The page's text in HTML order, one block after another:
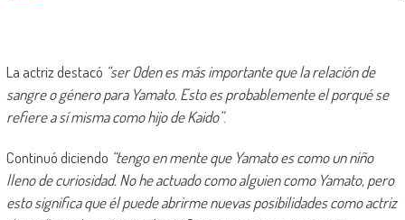
La actriz destacó “ser Oden es más importante que la relación de
sangre o género para Yamato. Esto es probablemente el porqué se
refiere a sí misma como hijo de Kaido”.
Continuó diciendo “tengo en mente que Yamato es como un niño
lleno de curiosidad. No he actuado como alguien como Yamato, pero
esto significa que él puede abrirme nuevas posibilidades como actriz